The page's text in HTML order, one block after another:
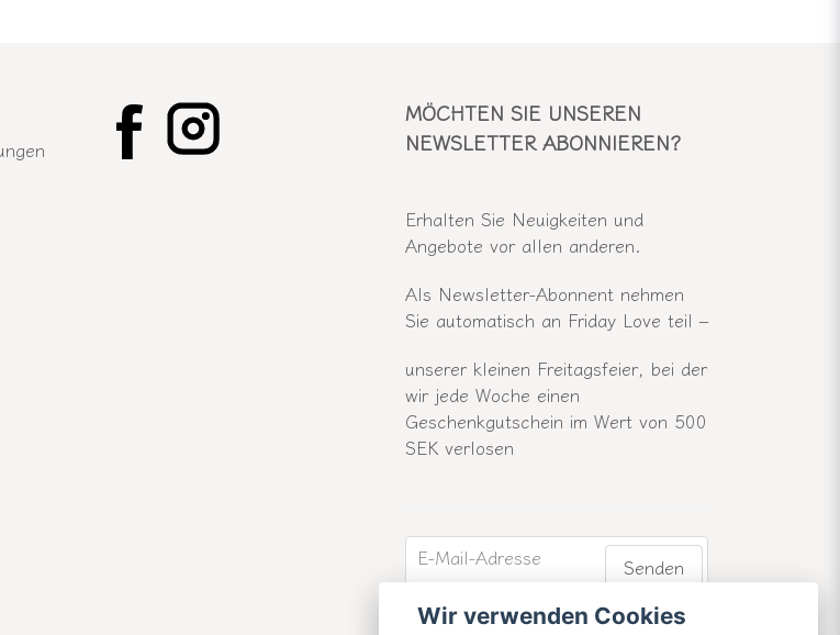
MÖCHTEN SIE UNSEREN
NEWSLETTER ABONNIEREN?
Erhalten Sie Neuigkeiten und
Angebote vor allen anderen.
Als Newsletter-Abonnent nehmen
Sie automatisch an Friday Love teil –
unserer kleinen Freitagsfeier, bei der
wir jede Woche einen
Geschenkgutschein im Wert von 500
SEK verlosen
email
E-Mail-Adresse
Senden
Werden Sie Mitglied unseres
Wir verwenden Cookies